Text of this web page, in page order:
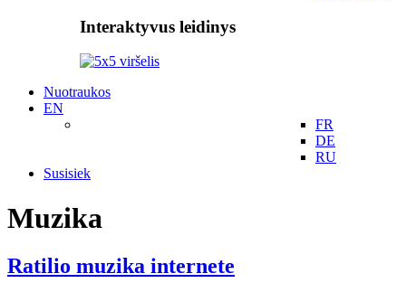
Interaktyvus leidinys
Nuotraukos
EN
FR
DE
RU
Susisiek
Muzika
Ratilio muzika internete